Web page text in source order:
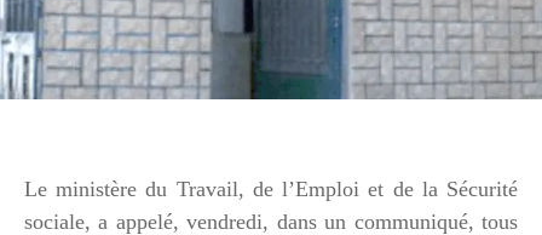
Le ministère du Travail, de l’Emploi et de la Sécurité
sociale, a appelé, vendredi, dans un communiqué, tous